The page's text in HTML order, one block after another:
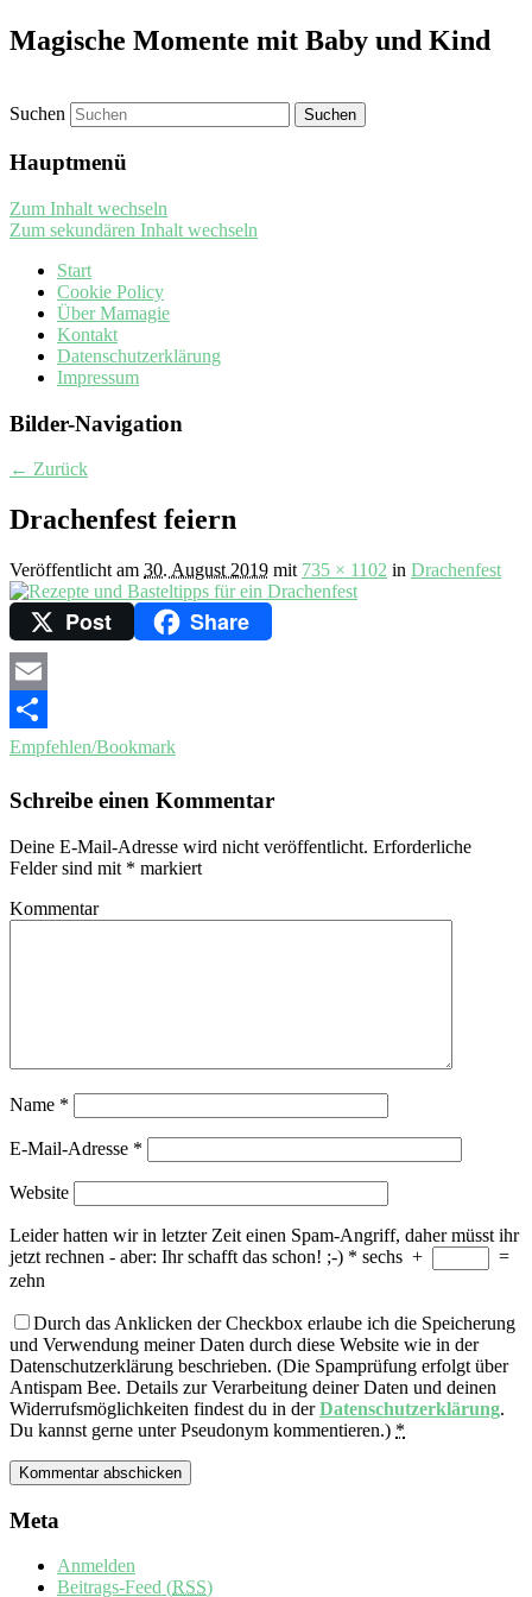
Magische Momente mit Baby und Kind
Suchen
Hauptmenü
Zum Inhalt wechseln
Zum sekundären Inhalt wechseln
Start
Cookie Policy
Über Mamagie
Kontakt
Datenschutzerklärung
Impressum
Bilder-Navigation
← Zurück
Drachenfest feiern
Veröffentlicht am 30. August 2019 mit 735 × 1102 in Drachenfest
Post Share
Email
Empfehlen/Bookmark
Schreibe einen Kommentar
Deine E-Mail-Adresse wird nicht veröffentlicht. Erforderliche
Felder sind mit * markiert
Kommentar
Name *
E-Mail-Adresse *
Website
Leider hatten wir in letzter Zeit einen Spam-Angriff, daher müsst ihr
jetzt rechnen - aber: Ihr schafft das schon! ;-) * sechs +
=
zehn
Durch das Anklicken der Checkbox erlaube ich die Speicherung
und Verwendung meiner Daten durch diese Website wie in der
Datenschutzerklärung beschrieben. (Die Spamprüfung erfolgt über
Antispam Bee. Details zur Verarbeitung deiner Daten und deinen
Widerrufsmöglichkeiten findest du in derDatenschutzerklärung.
Du kannst gerne unter Pseudonym kommentieren.) *
Meta
Anmelden
Beitrags-Feed (RSS)